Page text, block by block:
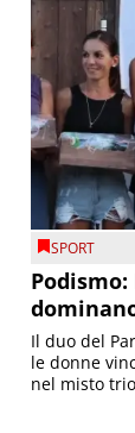
SPORT
Il duo del
le donne
nel misto